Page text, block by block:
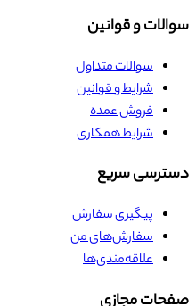
سوالات و قوانین
سوالات متداول
شرایط و قوانین
فروش عمده
شرایط همکاری
دسترسی سریع
پیگیری سفارش
سفارش‌های من
علاقه‌مندی‌ها